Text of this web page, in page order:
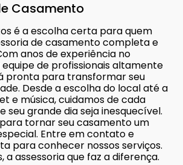
Casamento
é a escolha certa para quem
de casamento completa e
anos de experiência no
de profissionais altamente
pronta para transformar seu
Desde a escolha do local até a
e música, cuidamos de cada
seu grande dia seja inesquecível.
tornar seu casamento um
Entre em contato e
para conhecer nossos serviços.
a assessoria que faz a diferença.